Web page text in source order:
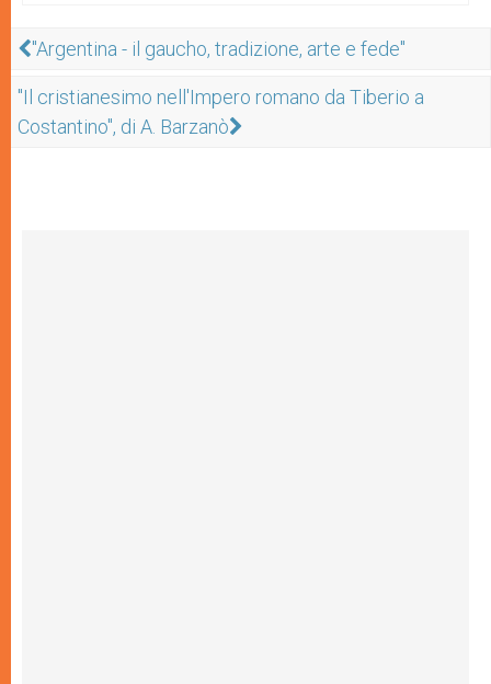
"Argentina - il gaucho, tradizione, arte e fede"
"Il cristianesimo nell'Impero romano da Tiberio a
Costantino", di A. Barzanò